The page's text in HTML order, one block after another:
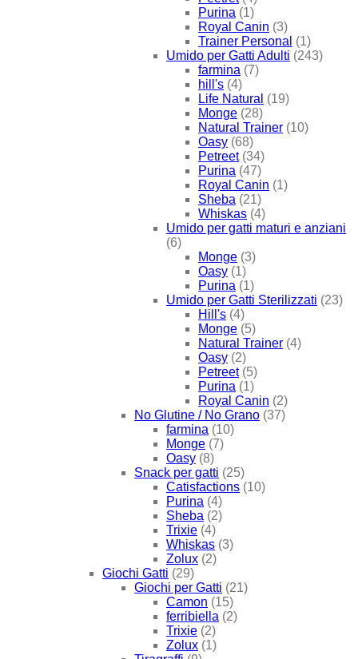
Purina (1)
Royal Canin (3)
Trainer Personal (1)
Umido per Gatti Adulti (243)
farmina (7)
hill's (4)
Life Natural (19)
Monge (28)
Natural Trainer (10)
Oasy (68)
Petreet (34)
Purina (47)
Royal Canin (1)
Sheba (21)
Whiskas (4)
Umido per gatti maturi e anziani
(6)
Monge (3)
Oasy (1)
Purina (1)
Umido per Gatti Sterilizzati (23)
Hill's (4)
Monge (5)
Natural Trainer (4)
Oasy (2)
Petreet (5)
Purina (1)
Royal Canin (2)
No Glutine / No Grano (37)
farmina (10)
Monge (7)
Oasy (8)
Snack per gatti (25)
Catisfactions (10)
Purina (4)
Sheba (2)
Trixie (4)
Whiskas (3)
Zolux (2)
Giochi Gatti (29)
Giochi per Gatti (21)
Camon (15)
ferribiella (2)
Trixie (2)
Zolux (1)